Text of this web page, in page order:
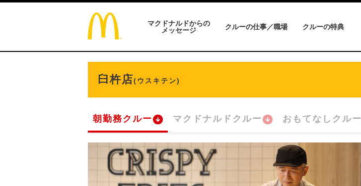
マクドナルドからの
メッセージ
クルーの仕事／職場 クルーの特典
臼杵店(ウスキテン)
朝勤務クルー マクドナルドクルー おもてなしクルー